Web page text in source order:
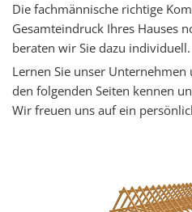
Die fachmännische richtige
Gesamteindruck Ihres Hauses
beraten wir Sie dazu individuell.
Lernen Sie unser
den folgenden Seiten kennen
Wir freuen uns auf ein